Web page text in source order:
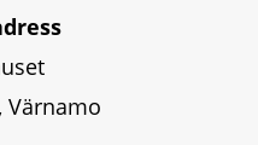
Värnamo